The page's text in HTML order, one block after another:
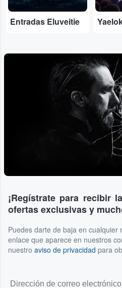
Entradas Eluveitie
¡Regístrate para recibir
ofertas exclusivas y
Puedes darte de baja en cualquier
enlace que aparece en nuestros
nuestro aviso de privacidad para